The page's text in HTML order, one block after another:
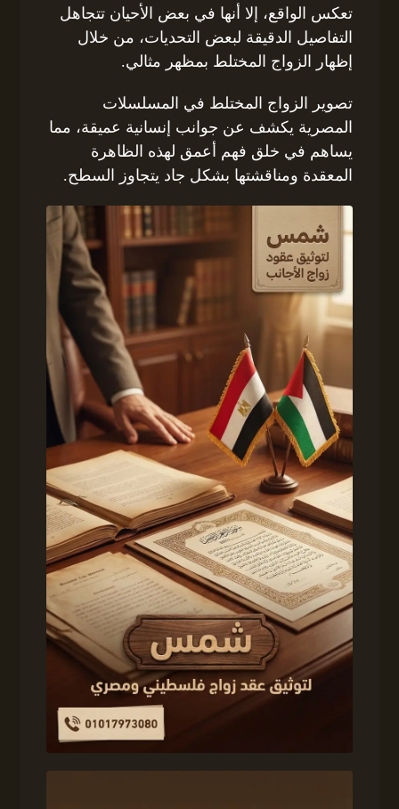
تعكس الواقع، إلا أنها في بعض الأحيان تتجاهل
التفاصيل الدقيقة لبعض التحديات، من خلال
إظهار الزواج المختلط بمظهر مثالي.
تصوير الزواج المختلط في المسلسلات
المصرية يكشف عن جوانب إنسانية عميقة، مما
يساهم في خلق فهم أعمق لهذه الظاهرة
المعقدة ومناقشتها بشكل جاد يتجاوز السطح.